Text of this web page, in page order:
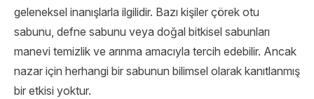
geleneksel inanışlarla ilgilidir. Bazı kişiler çörek otu
sabunu, defne sabunu veya doğal bitkisel sabunları
manevi temizlik ve arınma amacıyla tercih edebilir. Ancak
nazar için herhangi bir sabunun bilimsel olarak kanıtlanmış
bir etkisi yoktur.